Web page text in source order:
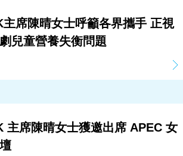
主席陳晴女士呼籲各界攜手 正視
兒童營養失衡問題
主席陳晴女士獲邀出席 APEC 女